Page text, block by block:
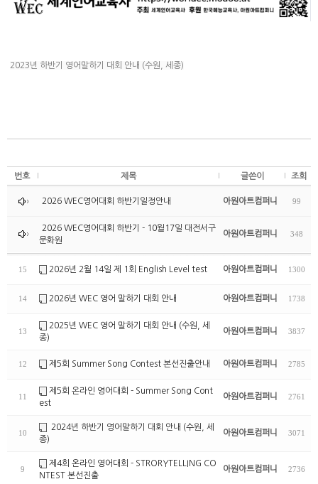
2023년 하반기 영어말하기 대회 안내 (수원, 세종)
번호 제목 글쓴이 조회
2026 WEC영어대회 하반기일정안내 아원아트컴퍼니 99
2026 WEC영어대회 하반기 - 10월17일 대전서구
문화원
아원아트컴퍼니 348
15 2026년 2월 14일 제 1회 English Level test 아원아트컴퍼니 1300
14 2026년 WEC 영어 말하기 대회 안내 아원아트컴퍼니 1738
13
2025년 WEC 영어 말하기 대회 안내 (수원, 세
종)
아원아트컴퍼니 3837
12 제5회 Summer Song Contest 본선진출안내 아원아트컴퍼니 2785
11
제5회 온라인 영어대회 - Summer Song Cont
est
아원아트컴퍼니 2761
10
2024년 하반기 영어말하기 대회 안내 (수원, 세
종)
아원아트컴퍼니 3071
9
제4회 온라인 영어대회 - STRORYTELLING CO
NTEST 본선진출
아원아트컴퍼니 2736